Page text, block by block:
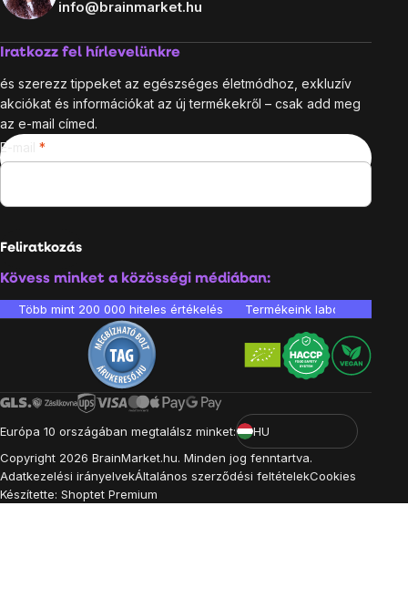
info@brainmarket.hu
Iratkozz fel hírlevelünkre
és szerezz tippeket az egészséges életmódhoz, exkluzív
akciókat és információkat az új termékekről – csak add meg
az e-mail címed.
E-mail
Feliratkozás
Kövess minket a közösségi médiában:
Több mint 200 000 hiteles értékelés Termékeink
Európa 10 országában megtalálsz minket:
HU
Copyright 2026 BrainMarket.hu. Minden jog fenntartva.
Adatkezelési irányelvekÁltalános szerződési feltételekCookies
Készítette: Shoptet Premium